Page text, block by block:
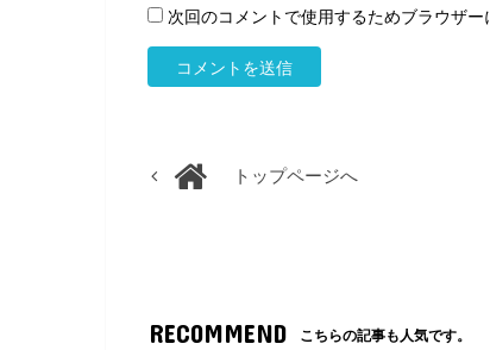
次回のコメントで使用するためブラウザ
トップページへ
RECOMMEND こちらの記事も人気です。